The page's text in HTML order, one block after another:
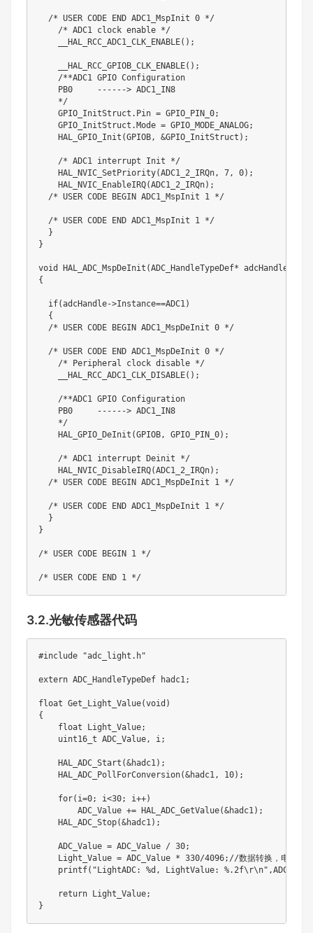
  /* USER CODE END ADC1_MspInit 0 */
    /* ADC1 clock enable */
    __HAL_RCC_ADC1_CLK_ENABLE();
    __HAL_RCC_GPIOB_CLK_ENABLE();
    /**ADC1 GPIO Configuration
    PB0     ------> ADC1_IN8
    */
    GPIO_InitStruct.Pin = GPIO_PIN_0;
    GPIO_InitStruct.Mode = GPIO_MODE_ANALOG;
    HAL_GPIO_Init(GPIOB, &GPIO_InitStruct);
    /* ADC1 interrupt Init */
    HAL_NVIC_SetPriority(ADC1_2_IRQn, 7, 0);
    HAL_NVIC_EnableIRQ(ADC1_2_IRQn);
  /* USER CODE BEGIN ADC1_MspInit 1 */
  /* USER CODE END ADC1_MspInit 1 */
  }
}
void HAL_ADC_MspDeInit(ADC_HandleTypeDef* adcHandle)
{
  if(adcHandle->Instance==ADC1)
  {
  /* USER CODE BEGIN ADC1_MspDeInit 0 */
  /* USER CODE END ADC1_MspDeInit 0 */
    /* Peripheral clock disable */
    __HAL_RCC_ADC1_CLK_DISABLE();
    /**ADC1 GPIO Configuration
    PB0     ------> ADC1_IN8
    */
    HAL_GPIO_DeInit(GPIOB, GPIO_PIN_0);
    /* ADC1 interrupt Deinit */
    HAL_NVIC_DisableIRQ(ADC1_2_IRQn);
  /* USER CODE BEGIN ADC1_MspDeInit 1 */
  /* USER CODE END ADC1_MspDeInit 1 */
  }
}
/* USER CODE BEGIN 1 */
/* USER CODE END 1 */
3.2.光敏传感器代码
#include "adc_light.h"
extern ADC_HandleTypeDef hadc1;
float Get_Light_Value(void)
{
    float Light_Value;
    uint16_t ADC_Value, i;
    HAL_ADC_Start(&hadc1);
    HAL_ADC_PollForConversion(&hadc1, 10);
    for(i=0; i<30; i++)
        ADC_Value += HAL_ADC_GetValue(&hadc1);
    HAL_ADC_Stop(&hadc1);
    ADC_Value = ADC_Value / 30;
Light_Value = ADC_Value * 330/4096;//数据转换，电压为
printf("LightADC: %d, LightValue:
    return Light_Value;
}